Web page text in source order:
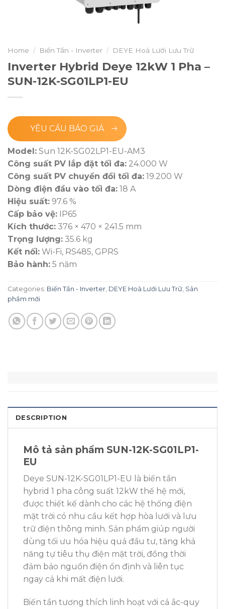
Home / Biến Tần - Inverter / DEYE Hoà Lưới Lưu Trữ
Inverter Hybrid Deye 12kW 1 Pha –
SUN-12K-SG01LP1-EU
YÊU CẦU BÁO GIÁ
Model: Sun 12K-SG02LP1-EU-AM3
Công suất PV lắp đặt tối đa: 24.000 W
Công suất PV chuyển đổi tối đa: 19.200 W
Dòng điện đầu vào tối đa: 18 A
Hiệu suất: 97.6 %
Cấp bảo vệ: IP65
Kích thước: 376 × 470 × 241.5 mm
Trọng lượng: 35.6 kg
Kết nối: Wi-Fi, RS485, GPRS
Bảo hành: 5 năm
Categories: Biến Tần - Inverter DEYE Hoà Lưới Lưu Trữ Sản
phẩm mới
DESCRIPTION
Mô tả sản phẩm SUN-12K-SG01LP1-
EU
Deye SUN-12K-SG01LP1-EU là biến tần
hybrid 1 pha công suất 12kW thế hệ mới,
được thiết kế dành cho các hệ thống điện
mặt trời có nhu cầu kết hợp hòa lưới và lưu
trữ điện thông minh. Sản phẩm giúp người
dùng tối ưu hóa hiệu quả đầu tư, tăng khả
năng tự tiêu thụ điện mặt trời, đồng thời
đảm bảo nguồn điện ổn định và liên tục
ngay cả khi mất điện lưới.
Biến tần tương thích linh hoạt với cả ắc-quy